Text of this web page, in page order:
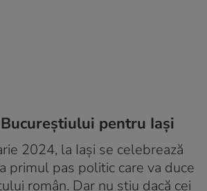
pentru Iași
2024, la Iași se celebrează
primul pas politic care va duce
român. Dar nu știu dacă cei